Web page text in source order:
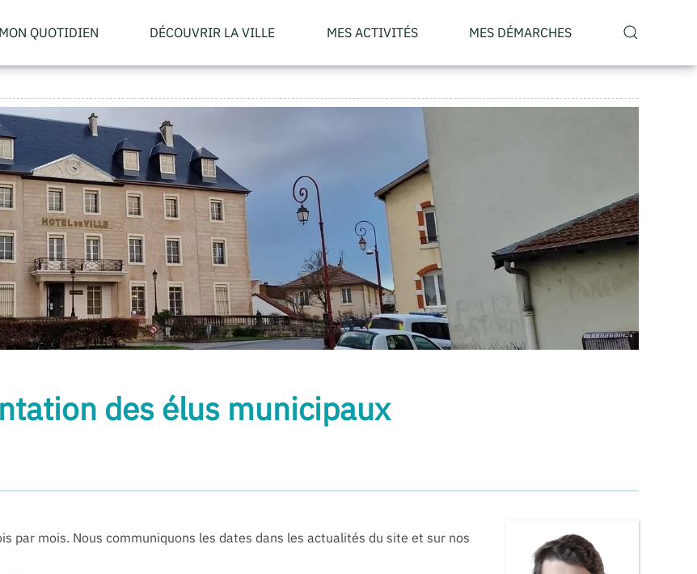
MON QUOTIDIEN DÉCOUVRIR LA VILLE MES ACTIVITÉS MES DÉMARCHES
des élus municipaux
par mois. Nous communiquons les dates dans les actualités du site et sur nos